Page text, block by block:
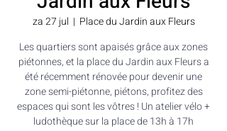
za 27 jul
  |
Place du Jardin aux Fleurs
Les quartiers sont apaisés grâce aux zones
piétonnes, et la place du Jardin aux Fleurs a
été récemment rénovée pour devenir une
zone semi-piétonne, piétons, profitez des
espaces qui sont les vôtres ! Un atelier vélo +